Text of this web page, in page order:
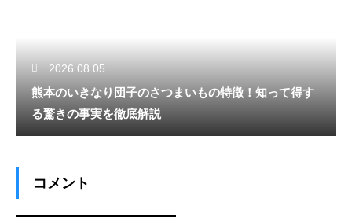
2026.08.05
熊本のいきなり団子のさつまいもの特徴！知って得す
る驚きの事実を徹底解説
コメント